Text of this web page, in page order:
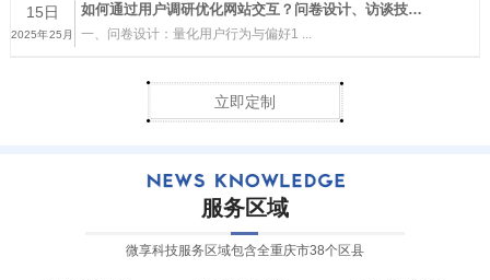
15日
2025年25月
如何通过用户调研优化网站交互？问卷设计、访谈技巧与原型测试方法
一、问卷设计：量化用户行为与偏好1 ...
立即定制
服务区域
微享科技服务区域包含全重庆市38个区县